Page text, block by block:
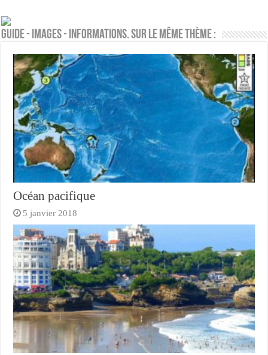
Guide - Images - Informations. Sur le même thème :
Océan pacifique
5 janvier 2018